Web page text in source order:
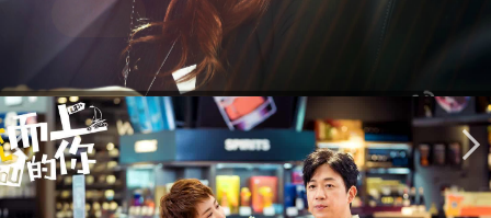
逆流而上的你
专业Business Script服务
前期策划 评估分析 制片管理一站式解决方案
更多
前期策划 评估分析 制片管理一站式解决方案
前期策划 评估分析 制片管理一站式解决方案
前期策划 评估分析 制片管理一站式解决方案